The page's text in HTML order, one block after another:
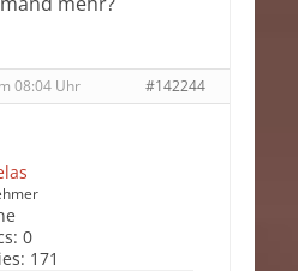
08:04 Uhr #142244
0
171